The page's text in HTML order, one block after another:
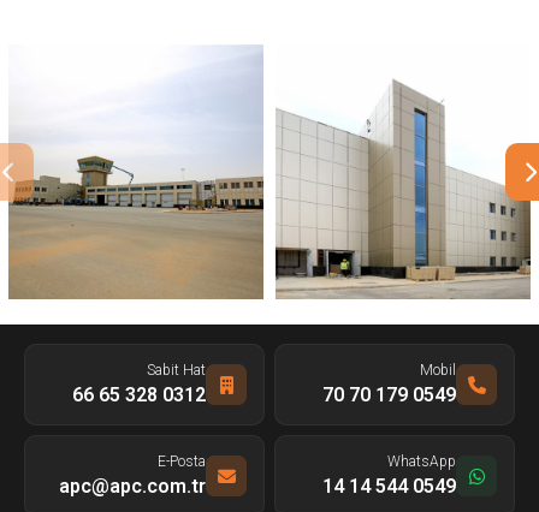
Mobil
0549 179 70 70
Sabit Hat
0312 328 65 66
WhatsApp
0549 544 14 14
E-Posta
apc@apc.com.tr